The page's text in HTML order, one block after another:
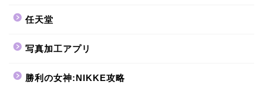
任天堂
写真加工アプリ
勝利の女神:NIKKE攻略